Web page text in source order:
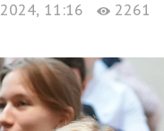
2024, 11:16 2261